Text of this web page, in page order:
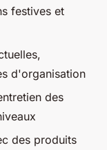
festives et
d'organisation
des
des produits